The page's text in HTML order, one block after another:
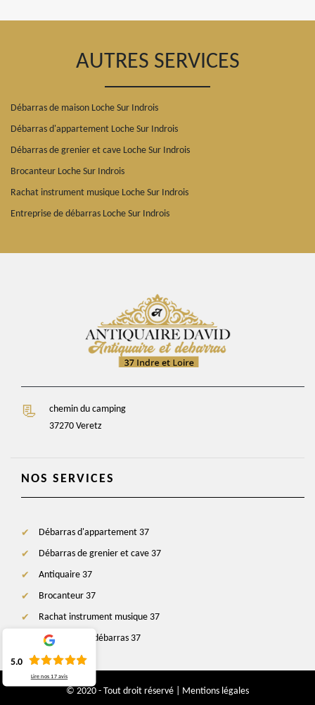
AUTRES SERVICES
Débarras de maison Loche Sur Indrois
Débarras d'appartement Loche Sur Indrois
Débarras de grenier et cave Loche Sur Indrois
Brocanteur Loche Sur Indrois
Rachat instrument musique Loche Sur Indrois
Entreprise de débarras Loche Sur Indrois
chemin du camping
37270 Veretz
NOS SERVICES
Débarras d'appartement 37
Débarras de grenier et cave 37
Antiquaire 37
Brocanteur 37
Rachat instrument musique 37
Entreprise de débarras 37
© 2020 - Tout droit réservé | Mentions légales
5.0
Lire nos17 avis